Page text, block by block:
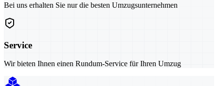
Bei uns erhalten Sie nur die besten Umzugsunternehmen
Service
Wir bieten Ihnen einen Rundum-Service für Ihren Umzug